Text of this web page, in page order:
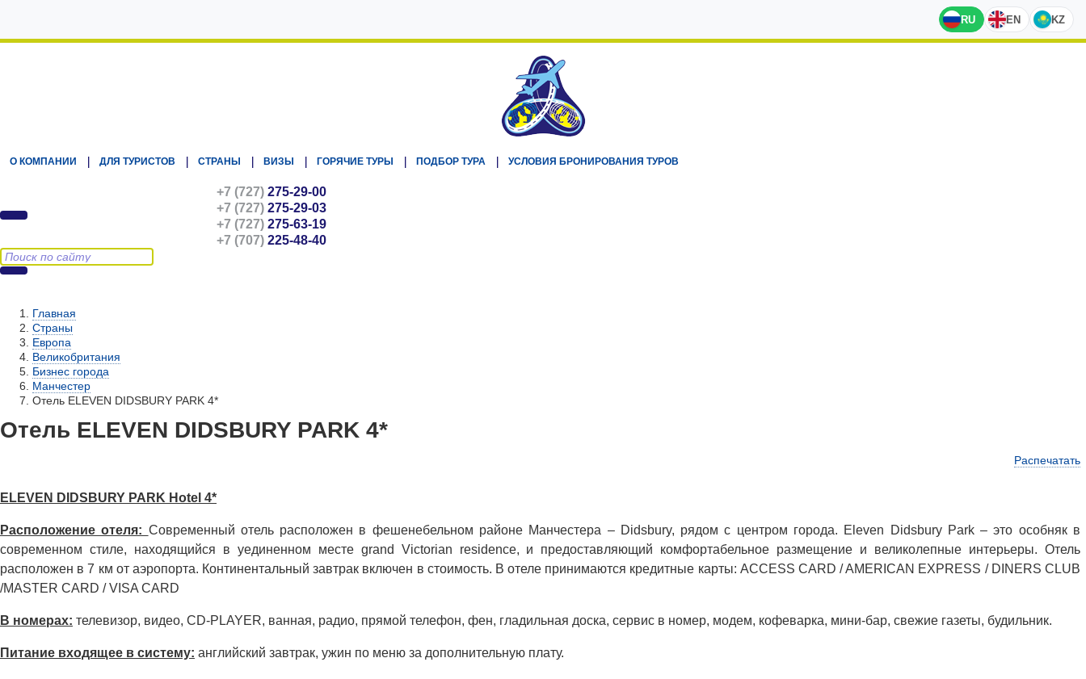
RU EN KZ
О КОМПАНИИ ДЛЯ ТУРИСТОВ СТРАНЫ ВИЗЫ ГОРЯЧИЕ ТУРЫ ПОДБОР ТУРА УСЛОВИЯ БРОНИРОВАНИЯ ТУРОВ
+7 (727) 275-29-00
+7 (727) 275-29-03
+7 (727) 275-63-19
+7 (707) 225-48-40
Главная
Страны
Европа
Великобритания
Бизнес города
Манчестер
Отель ELEVEN DIDSBURY PARK 4*
Отель ELEVEN DIDSBURY PARK 4*
Распечатать
ELEVEN DIDSBURY PARK Hotel 4*
Расположение отеля: Современный отель расположен в фешенебельном районе Манчестера – Didsbury, рядом с центром города. Eleven Didsbury Park – это особняк в
современном стиле, находящийся в уединенном месте grand Victorian residence, и предоставляющий комфортабельное размещение и великолепные интерьеры. Отель
расположен в 7 км от аэропорта. Континентальный завтрак включен в стоимость. В отеле принимаются кредитные карты: ACCESS CARD / AMERICAN EXPRESS / DINERS CLUB
/MASTER CARD / VISA CARD
В номерах: телевизор, видео, CD-PLAYER, ванная, радио, прямой телефон, фен, гладильная доска, сервис в номер, модем, кофеварка, мини-бар, свежие газеты, будильник.
Питание входящее в систему: английский завтрак, ужин по меню за дополнительную плату.